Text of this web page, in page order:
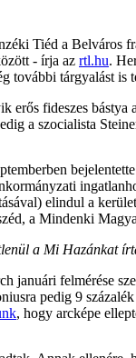
Tiéd a Belváros
- írja az rtl.hu.
további tárgyalást is
erős fideszes
a szocialista
elindul a
a Mindenki
a Mi Hazánkat
januári felmérése
pedig 9
, hogy arcképe